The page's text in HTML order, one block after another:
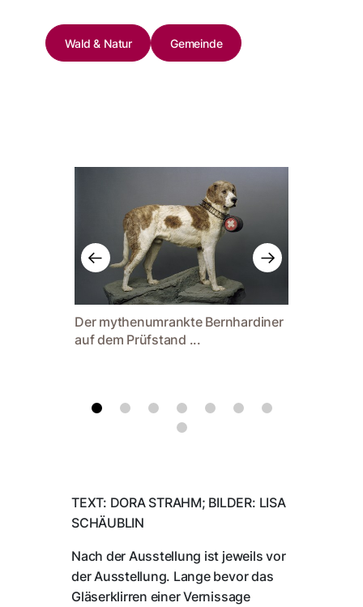
Wald & Natur Gemeinde
Der mythenumrankte Bernhardiner
auf dem Prüfstand ...
TEXT: DORA STRAHM; BILDER: LISA
SCHÄUBLIN
Nach der Ausstellung ist jeweils vor
der Ausstellung. Lange bevor das
Gläserklirren einer Vernissage